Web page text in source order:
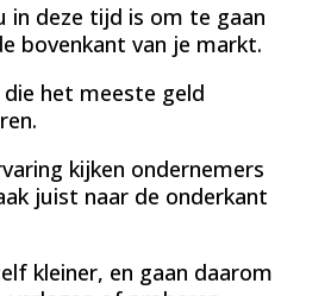
in deze tijd is om te gaan
bovenkant van je markt.
het meeste geld
kijken ondernemers
juist naar de onderkant
kleiner, en gaan daarom